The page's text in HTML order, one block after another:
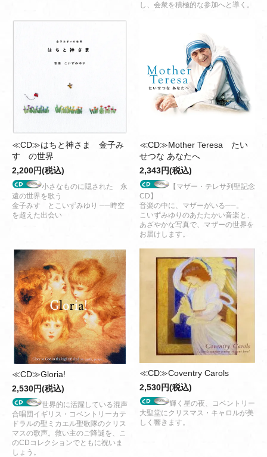
し、会衆を積極的な参加へと導く。
≪CD≫はちと神さま 金子み
すゞの世界
2,200円(税込)
小さなものに隠された 永
遠の世界を歌う
金子みすゞとこいずみゆり ──時空
を超えた出会い
≪CD≫Mother Teresa たい
せつな あなたへ
2,343円(税込)
【マザー・テレサ列聖記念
CD】
音楽の中に、マザーがいる──。
こいずみゆりのあたたかい音楽と、
あざやかな写真で、マザーの世界を
お届けします。
≪CD≫Gloria!
2,530円(税込)
世界的に活躍している混声
合唱団イギリス・コベントリーカテ
ドラルの聖ミカエル聖歌隊のクリス
マスの歌声。救い主のご降誕を、こ
のCDコレクションでともに祝いま
しょう。
≪CD≫Coventry Carols
2,530円(税込)
輝く星の夜、コベントリー
大聖堂にクリスマス・キャロルが美
しく響きます。